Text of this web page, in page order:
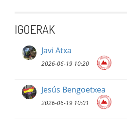
IGOERAK
Javi Atxa
2026-06-19 10:20
Jesús Bengoetxea
2026-06-19 10:01